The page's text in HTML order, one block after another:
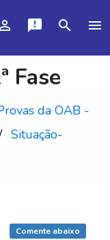
person_outline announcement search menu
Fase
da OAB -
Situação-
Comente abaixo